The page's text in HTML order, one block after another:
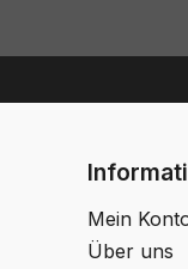
Mein
Über uns